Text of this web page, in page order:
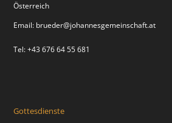
Österreich
Email: brueder@johannesgemeinschaft.at
Tel: +43 676 64 55 681
Gottesdienste